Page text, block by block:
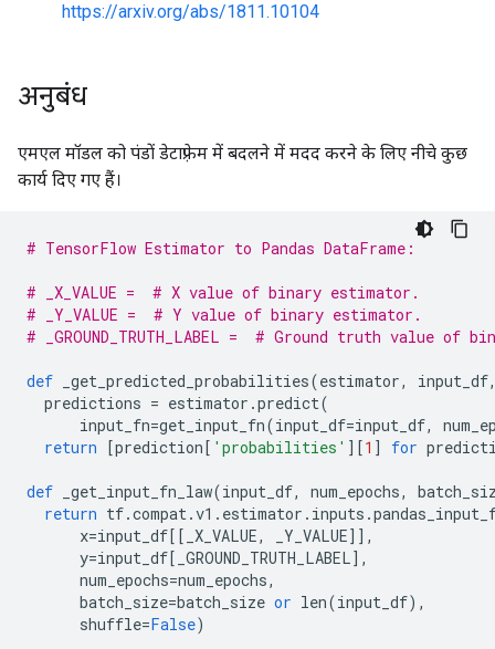
https://arxiv.org/abs/1811.10104
अनुबंध
एमएल मॉडल को पंडों डेटाफ़्रेम में बदलने में मदद करने के लिए नीचे कुछ
कार्य दिए गए हैं।
# TensorFlow Estimator to Pandas DataFrame:
# _X_VALUE =  # X value of binary estimator.
# _Y_VALUE =  # Y value of binary estimator.
# _GROUND_TRUTH_LABEL =  # Ground truth value of
def _get_predicted_probabilities(estimator, input_df
predictions = estimator .predict(
input_fn=get_input_fn(input_df=input_df,
return
[prediction [ 'probabilities' ][1 ] for
def _get_input_fn_law(input_df, num_epochs,
return tf.compat.v1 . estimator . inputs .
x=input_df [[ _X_VALUE, _Y_VALUE]],
y=input_df [ _GROUND_TRUTH_LABEL],
num_epochs=num_epochs,
batch_size=batch_size or len(input_df),
shuffle=False)